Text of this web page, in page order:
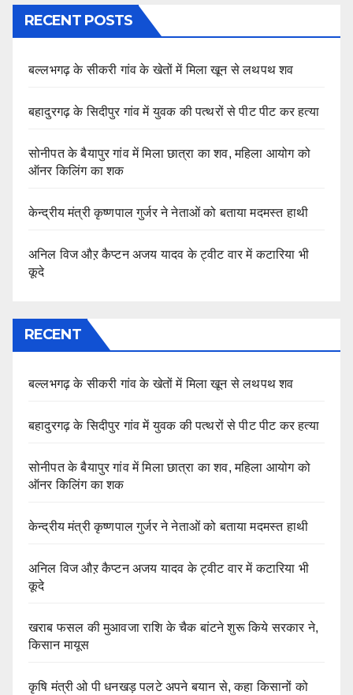
RECENT POSTS
बल्लभगढ़ के सीकरी गांव के खेतों में मिला खून से लथपथ शव
बहादुरगढ़ के सिदीपुर गांव में युवक की पत्थरों से पीट पीट कर हत्या
सोनीपत के बैयापुर गांव में मिला छात्रा का शव, महिला आयोग को
ऑनर किलिंग का शक
केन्द्रीय मंत्री कृष्णपाल गुर्जर ने नेताओं को बताया मदमस्त हाथी
अनिल विज औऱ कैप्टन अजय यादव के ट्वीट वार में कटारिया भी
कूदे
RECENT
बल्लभगढ़ के सीकरी गांव के खेतों में मिला खून से लथपथ शव
बहादुरगढ़ के सिदीपुर गांव में युवक की पत्थरों से पीट पीट कर हत्या
सोनीपत के बैयापुर गांव में मिला छात्रा का शव, महिला आयोग को
ऑनर किलिंग का शक
केन्द्रीय मंत्री कृष्णपाल गुर्जर ने नेताओं को बताया मदमस्त हाथी
अनिल विज औऱ कैप्टन अजय यादव के ट्वीट वार में कटारिया भी
कूदे
खराब फसल की मुआवजा राशि के चैक बांटने शुरू किये सरकार ने,
किसान मायूस
कृषि मंत्री ओ पी धनखड़ पलटे अपने बयान से, कहा किसानों को